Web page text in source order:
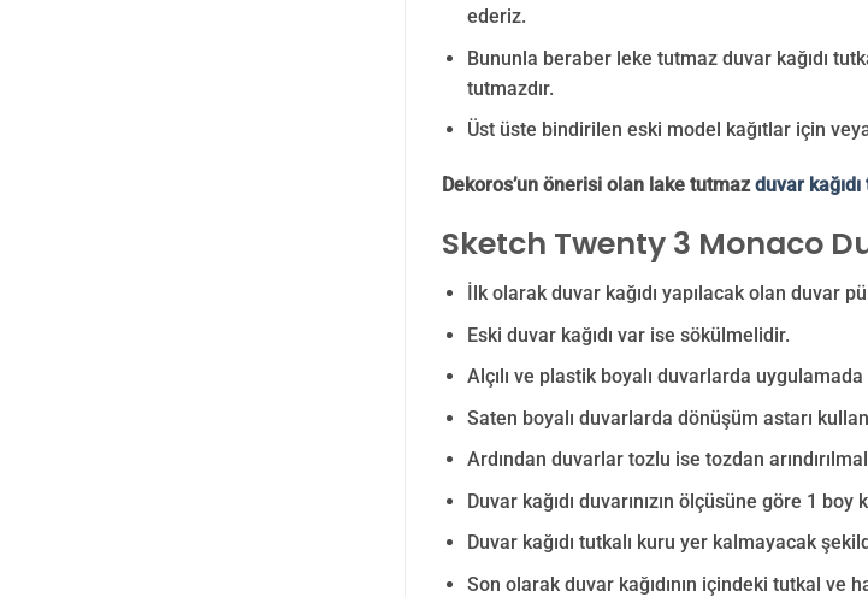
ederiz.
Bununla beraber leke tutmaz duvar kağıdı
tutmazdır.
Üst üste bindirilen eski model kağıtlar için
Dekoros’un önerisi olan lake tutmazduvar kağıdı
Sketch Twenty 3 Monaco
İlk olarak duvar kağıdı yapılacak olan duvar
Eski duvar kağıdı var ise sökülmelidir.
Alçılı ve plastik boyalı duvarlarda uygulamada
Saten boyalı duvarlarda dönüşüm astarı
Ardından duvarlar tozlu ise tozdan
Duvar kağıdı duvarınızın ölçüsüne göre 1
Duvar kağıdı tutkalı kuru yer kalmayacak
Son olarak duvar kağıdının içindeki tutkal ve